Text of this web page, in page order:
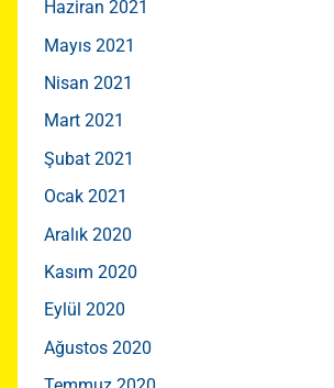
Haziran 2021
Mayıs 2021
Nisan 2021
Mart 2021
Şubat 2021
Ocak 2021
Aralık 2020
Kasım 2020
Eylül 2020
Ağustos 2020